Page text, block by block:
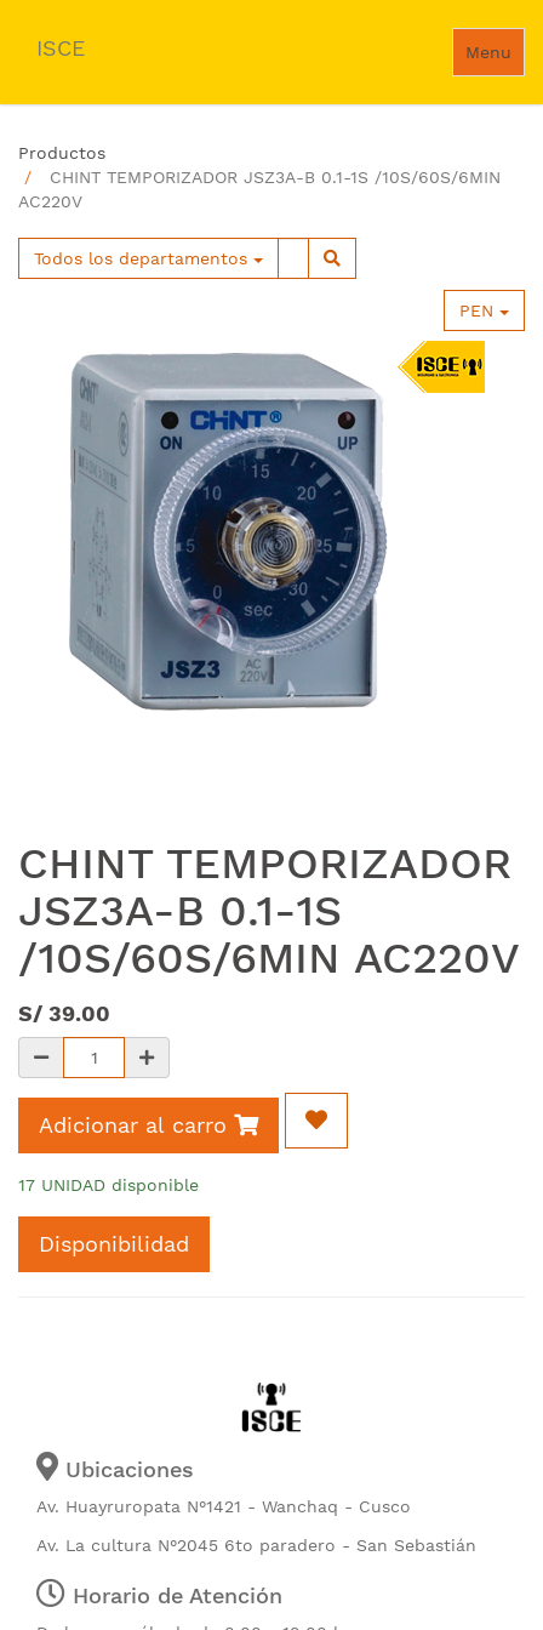
Menu
ISCE
Productos
CHINT TEMPORIZADOR JSZ3A-B 0.1-1S /10S/60S/6MIN
AC220V
Todos los departamentos
PEN
CHINT TEMPORIZADOR
JSZ3A-B 0.1-1S
/10S/60S/6MIN AC220V
S/ 39.00
Adicionar al carro
17 UNIDAD disponible
Disponibilidad
Ubicaciones
Av. Huayruropata N°1421 - Wanchaq - Cusco
Av. La cultura N°2045 6to paradero - San Sebastián
Horario de Atención